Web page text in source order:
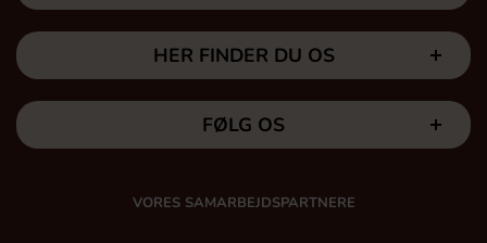
HER FINDER DU OS
FØLG OS
VORES SAMARBEJDSPARTNERE